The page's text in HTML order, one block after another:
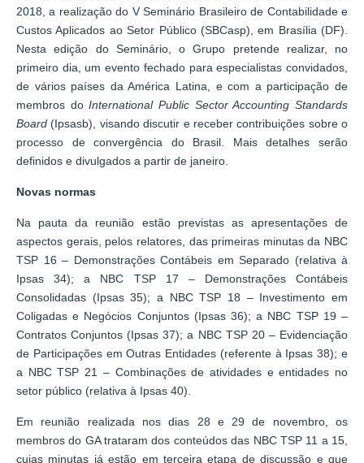
2018, a realização do V Seminário Brasileiro de Contabilidade e
Custos Aplicados ao Setor Público (SBCasp), em Brasília (DF).
Nesta edição do Seminário, o Grupo pretende realizar, no
primeiro dia, um evento fechado para especialistas convidados,
de vários países da América Latina, e com a participação de
membros doInternational Public Sector Accounting Standards
Board (Ipsasb), visando discutir e receber contribuições sobre o
processo de convergência do Brasil. Mais detalhes serão
definidos e divulgados a partir de janeiro.
Novas normas
Na pauta da reunião estão previstas as apresentações de
aspectos gerais, pelos relatores, das primeiras minutas da NBC
TSP 16 – Demonstrações Contábeis em Separado (relativa à
Ipsas 34); a NBC TSP 17 – Demonstrações Contábeis
Consolidadas (Ipsas 35); a NBC TSP 18 – Investimento em
Coligadas e Negócios Conjuntos (Ipsas 36); a NBC TSP 19 –
Contratos Conjuntos (Ipsas 37); a NBC TSP 20 – Evidenciação
de Participações em Outras Entidades (referente à Ipsas 38); e
a NBC TSP 21 – Combinações de atividades e entidades no
setor público (relativa à Ipsas 40).
Em reunião realizada nos dias 28 e 29 de novembro, os
membros do GA trataram dos conteúdos das NBC TSP 11 a 15,
cujas minutas já estão em terceira etapa de discussão e que